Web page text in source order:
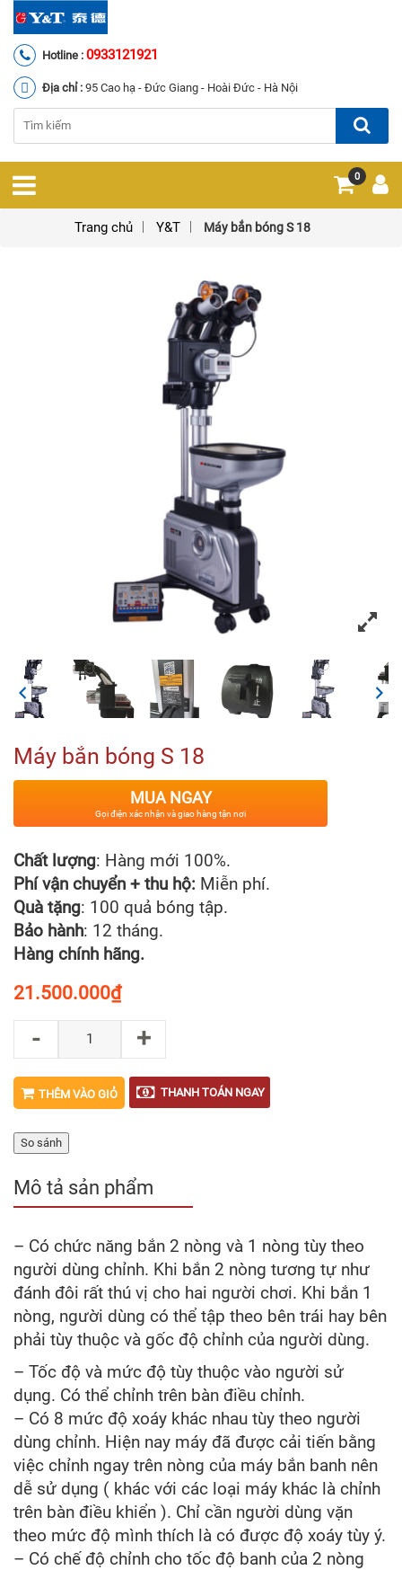
Hotline : 0933121921
Địa chỉ : 95 Cao hạ - Đức Giang - Hoài Đức - Hà Nội
0
Trang chủ Y&T Máy bắn bóng S 18
Máy bắn bóng S 18
MUA NGAY
Gọi điện xác nhận và giao hàng tận nơi
Chất lượng: Hàng mới 100%.
Phí vận chuyển + thu hộ: Miễn phí.
Quà tặng: 100 quả bóng tập.
Bảo hành: 12 tháng.
Hàng chính hãng.
₫
21.500.000
- +
THÊM VÀO GIỎ THANH TOÁN NGAY
So sánh
Mô tả sản phẩm
– Có chức năng bắn 2 nòng và 1 nòng tùy theo
người dùng chỉnh. Khi bắn 2 nòng tương tự như
đánh đôi rất thú vị cho hai người chơi. Khi bắn 1
nòng, người dùng có thể tập theo bên trái hay bên
phải tùy thuộc và gốc độ chỉnh của người dùng.
– Tốc độ và mức độ tùy thuộc vào người sử
dụng. Có thể chỉnh trên bàn điều chỉnh.
– Có 8 mức độ xoáy khác nhau tùy theo người
dùng chỉnh. Hiện nay máy đã được cải tiến bằng
việc chỉnh ngay trên nòng của máy bắn banh nên
dễ sử dụng ( khác với các loại máy khác là chỉnh
trên bàn điều khiển ). Chỉ cần người dùng vặn
theo mức độ mình thích là có được độ xoáy tùy ý.
– Có chế độ chỉnh cho tốc độ banh của 2 nòng